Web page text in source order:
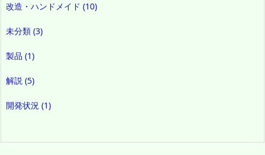
改造・ハンドメイド (10)
未分類 (3)
製品 (1)
解説 (5)
開発状況 (1)